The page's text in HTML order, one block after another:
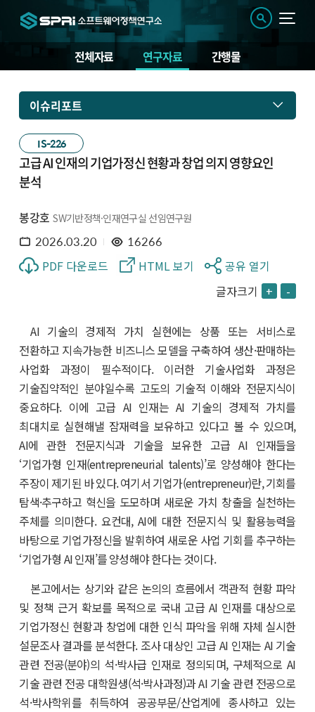
전체자료 연구자료 간행물
이슈리포트
IS-226
고급 AI 인재의 기업가정신 현황과 창업 의지 영향요인
분석
봉강호 SW기반정책·인재연구실 선임연구원
2026.03.20 16266
PDF 다운로드 HTML 보기
공유 열기
글자크기 + -
AI 기술의 경제적 가치 실현에는 상품 또는 서비스로
전환하고 지속가능한 비즈니스 모델을 구축하여 생산·판매하는
사업화 과정이 필수적이다. 이러한 기술사업화 과정은
기술집약적인 분야일수록 고도의 기술적 이해와 전문지식이
중요하다. 이에 고급 AI 인재는 AI 기술의 경제적 가치를
최대치로 실현해낼 잠재력을 보유하고 있다고 볼 수 있으며,
AI에 관한 전문지식과 기술을 보유한 고급 AI 인재들을
‘기업가형 인재(entrepreneurial talents)’로 양성해야 한다는
주장이 제기된 바 있다. 여기서 기업가(entrepreneur)란, 기회를
탐색·추구하고 혁신을 도모하며 새로운 가치 창출을 실천하는
주체를 의미한다. 요컨대, AI에 대한 전문지식 및 활용능력을
바탕으로 기업가정신을 발휘하여 새로운 사업 기회를 추구하는
‘기업가형 AI 인재’를 양성해야 한다는 것이다.
본고에서는 상기와 같은 논의의 흐름에서 객관적 현황 파악
및 정책 근거 확보를 목적으로 국내 고급 AI 인재를 대상으로
기업가정신 현황과 창업에 대한 인식 파악을 위해 자체 실시한
설문조사 결과를 분석한다. 조사 대상인 고급 AI 인재는 AI 기술
관련 전공(분야)의 석·박사급 인재로 정의되며, 구체적으로 AI
기술 관련 전공 대학원생(석·박사과정)과 AI 기술 관련 전공으로
석·박사학위를 취득하여 공공부문/산업계에 종사하고 있는